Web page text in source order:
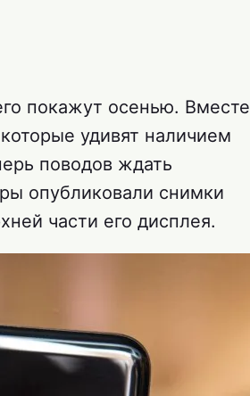
покажут осенью. Вместе
удивят наличием
поводов ждать
опубликовали снимки
части его дисплея.